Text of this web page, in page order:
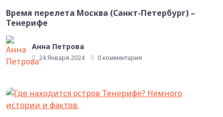
Время перелета Москва (Санкт-Петербург) –
Тенерифе
Анна Петрова
24 Января 2024 0 комментария